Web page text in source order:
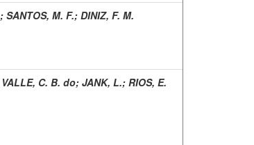
; SANTOS, M. F.; DINIZ, F. M.
VALLE, C. B. do; JANK, L.; RIOS, E.